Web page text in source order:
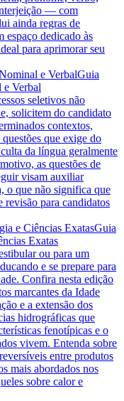
— com
ainda regras de
espaço dedicado às
para aprimorar seu
Guia
e Verbal
seletivos não
solicitem do candidato
contextos,
que exige do
da língua geralmente
as questões de
visam auxiliar
o que não significa que
revisão para candidatos
Guia
Exatas
ou para um
e se prepare para
Confira nesta edição
marcantes da Idade
e a extensão dos
hidrográficas que
fenotípicas e o
vivem. Entenda sobre
entre produtos
mais abordados nos
sobre calor e